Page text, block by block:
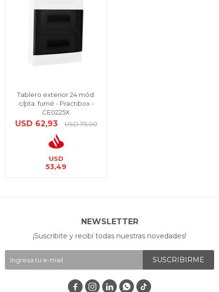
Tablero exterior 24 mód.
c/pta. fumé - Practibox -
CE0225X
USD 62,93 USD 75,00
USD
53,49
NEWSLETTER
¡Suscribite y recibí todas nuestras novedades!
SUSCRIBIRME
   